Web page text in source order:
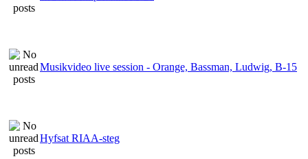
Musikvideo live session - Orange, Bassman, Ludwig, B-15
Hyfsat RIAA-steg